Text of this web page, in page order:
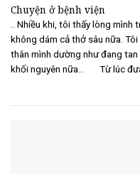
Chuyện ở bệnh viện
.. Nhiều khi, tôi thấy lòng
không dám cả thở sâu nữa.
thân mình dường như đang
khối nguyên nữa… Từ lúc đưa